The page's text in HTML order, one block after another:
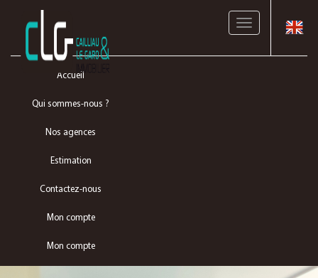
Toggle
Accueil
Qui sommes-nous ?
Nos agences
Estimation
Contactez-nous
Mon compte
Mon compte